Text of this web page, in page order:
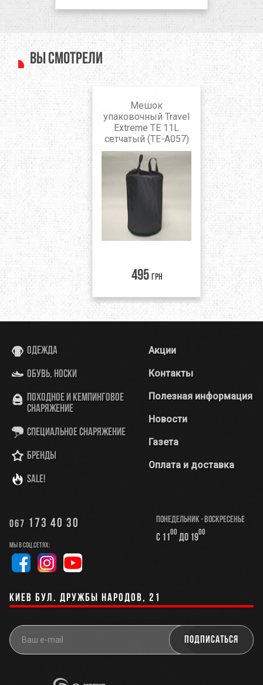
Вы смотрели
Мешок
упаковочный Travel
Extreme TE 11L
сетчатый (TE-А057)
495 грн
Одежда
Обувь, носки
Походное и кемпинговое
снаряжение
Специальное снаряжение
Бренды
SALE!
Акции
Контакты
Полезная информация
Новости
Газета
Оплата и доставка
067 173 40 30
Мы в соц.сетях:
Понедельник - Воскресенье
с 1100 до 1900
Киев бул. Дружбы Народов, 21